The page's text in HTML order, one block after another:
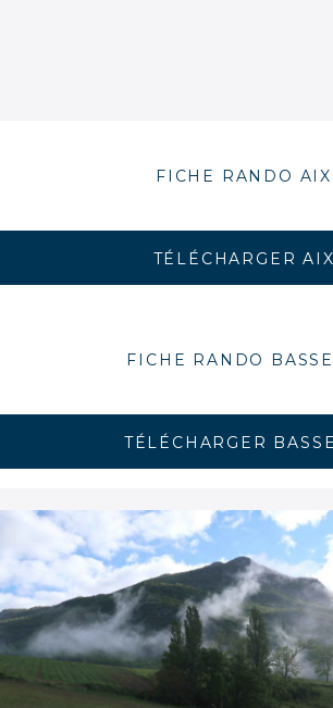
FICHE RANDO AIX
TÉLÉCHARGER AIX
FICHE RANDO
TÉLÉCHARGER